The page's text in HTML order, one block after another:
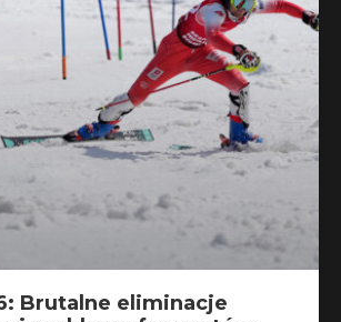
Brutalne eliminacje